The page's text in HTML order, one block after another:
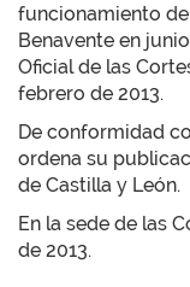
funcionamiento
Benavente en
Oficial de las
febrero de 2013.
De conformidad
ordena su
de Castilla y León.
En la sede de las
de 2013.